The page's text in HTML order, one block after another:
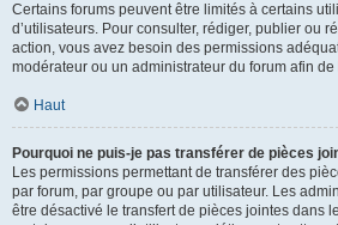
Certains forums peuvent être limités à certains
d’utilisateurs. Pour consulter, rédiger, publier ou
action, vous avez besoin des permissions
modérateur ou un administrateur du forum afin
Haut
Pourquoi ne puis-je pas transférer de pièces
Les permissions permettant de transférer des
par forum, par groupe ou par utilisateur. Les
être désactivé le transfert de pièces jointes dans